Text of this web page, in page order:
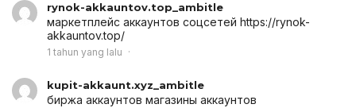
rynok-akkauntov.top_ambitle
маркетплейс аккаунтов соцсетей https://rynok-
akkauntov.top/
1 tahun yang lalu
kupit-akkaunt.xyz_ambitle
биржа аккаунтов магазины аккаунтов